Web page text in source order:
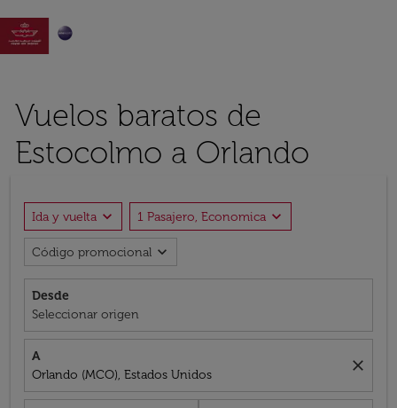

Vuelos baratos de
Estocolmo a Orlando
Ida y vuelta expand_more 1 Pasajero, Economica expand_more
Código promocional expand_more
Desde
Seleccionar origen
A
Orlando (MCO), Estados Unidos
close